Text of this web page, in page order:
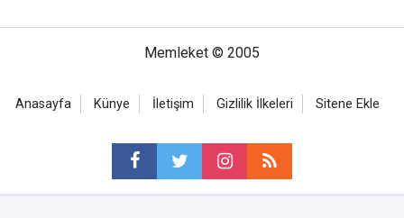
Memleket © 2005
Anasayfa Künye İletişim Gizlilik İlkeleri Sitene Ekle